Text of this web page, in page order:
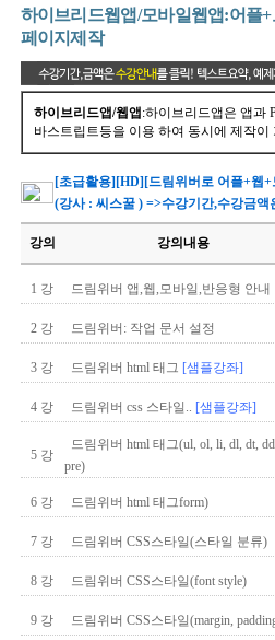
하이브리드웹앱/모바일웹앱:어플
페이지제작
하이브리드앱/웹앱 :하이브리드앱은 앱과
바스트립트등을 이용 하여 동시에 제작
[초급활용][HD][드림위버로 어플+웹
(강사 : 씨스꿀 ) =>수강기간,수강금액
강의 강의내용
1 강 드림위버 앱,웹,모바일,반응형 안내
2 강 드림위버: 작업 문서 설정
3 강 드림위버 html 태그 [샘플강좌]
4 강 드림위버 css 스타일.. [샘플강좌]
5 강
드림위버 html 태그(ul, ol, li, dl, dt,
pre)
6 강 드림위버 html 태그form)
7 강 드림위버 CSS스타일(스타일 분류)
8 강 드림위버 CSS스타일(font style)
9 강 드림위버 CSS스타일(margin,